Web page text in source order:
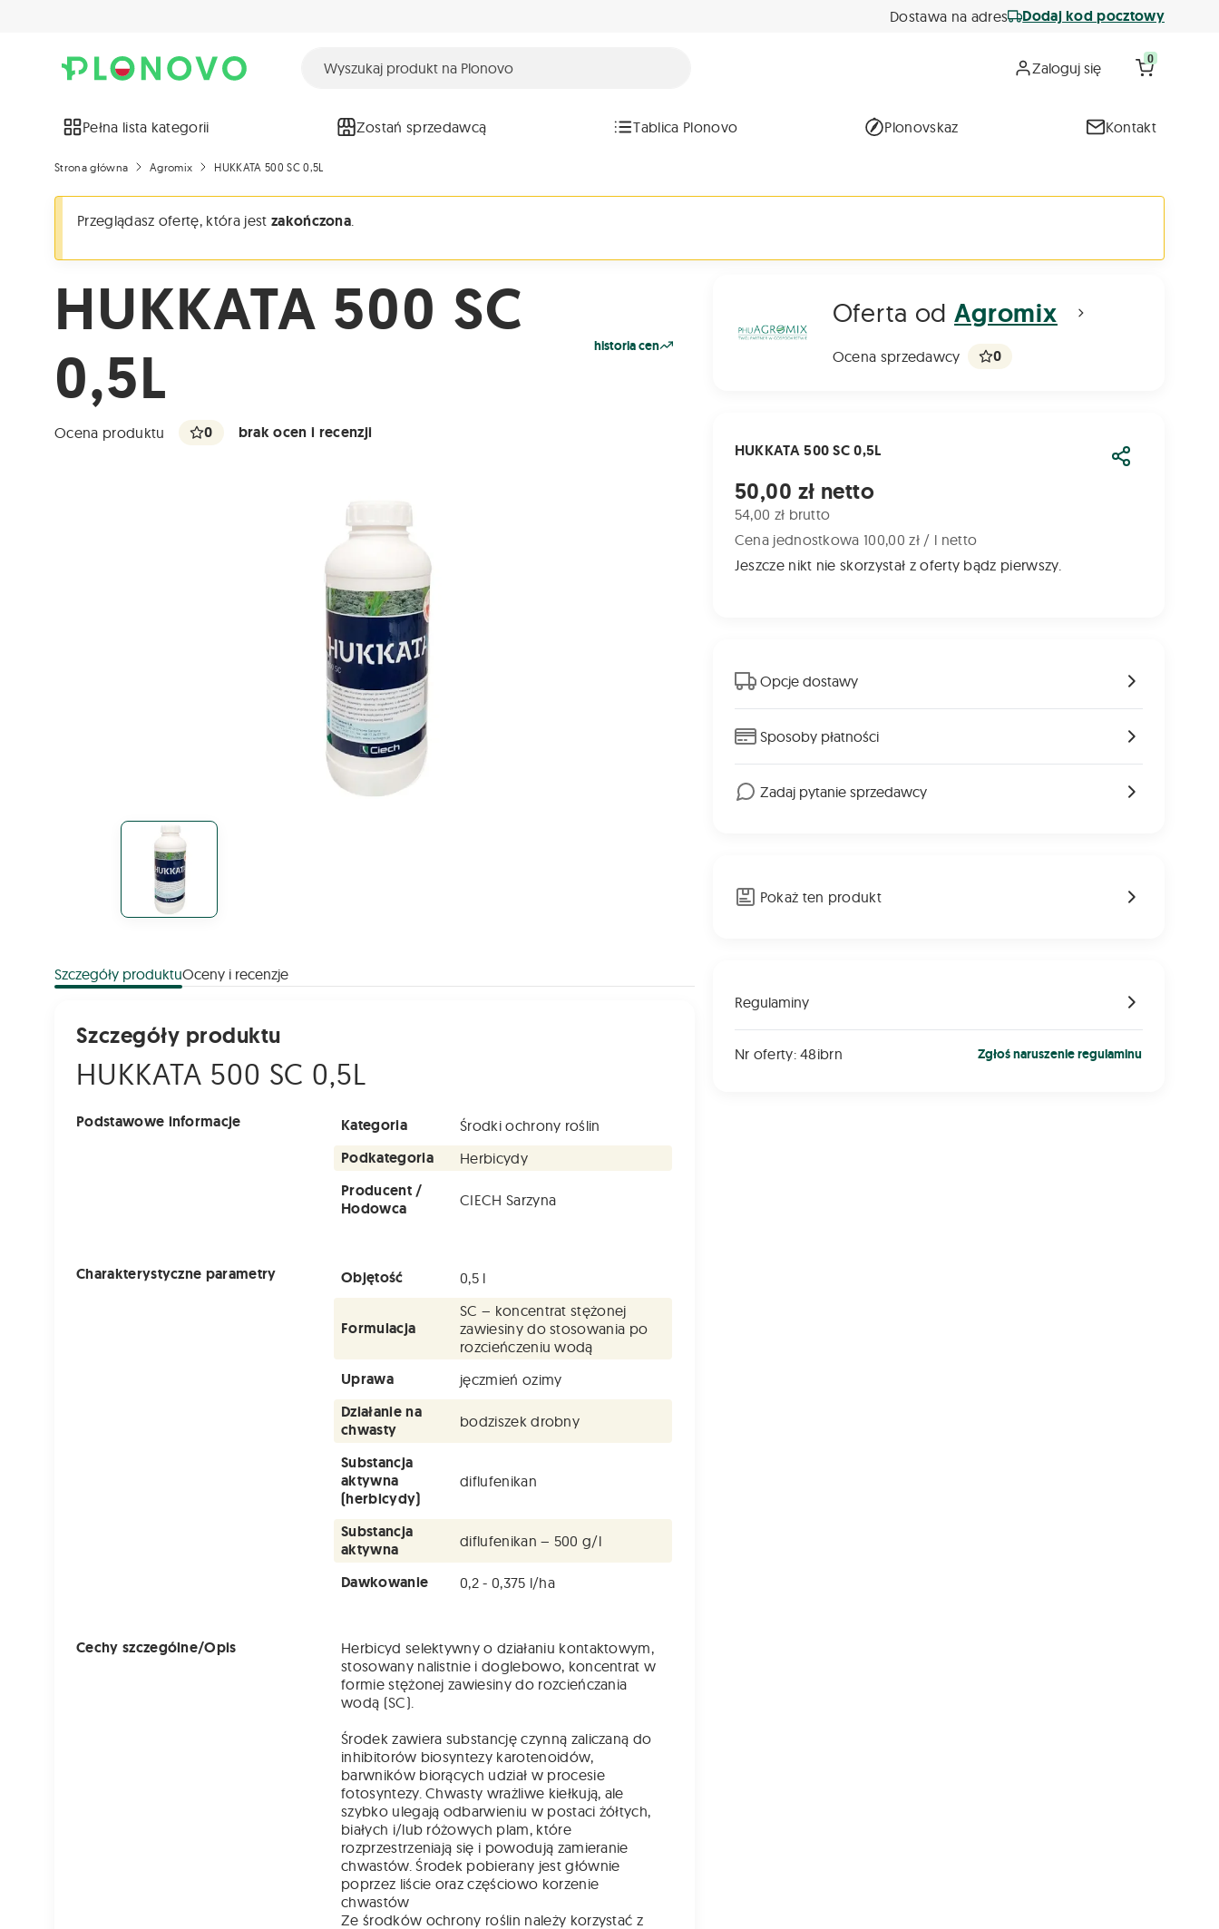
Dostawa na adres Dodaj kod pocztowy
Zaloguj się 0
Pełna lista kategorii Zostań sprzedawcą Tablica Plonovo Plonovskaz Kontakt
Strona główna Agromix HUKKATA 500 SC 0,5L
Przeglądasz ofertę, która jest zakończona
HUKKATA 500 SC
0,5L
historia cen
Ocena produktu 0 brak ocen i recenzji
Szczegóły produktuOceny i recenzje
Szczegóły produktu
HUKKATA 500 SC 0,5L
Podstawowe informacje Kategoria Środki ochrony roślin
Podkategoria Herbicydy
Producent /
Hodowca
CIECH Sarzyna
Charakterystyczne parametry Objętość 0,5 l
Formulacja
SC – koncentrat stężonej
zawiesiny do stosowania po
rozcieńczeniu wodą
Uprawa jęczmień ozimy
Działanie na
chwasty
bodziszek drobny
Substancja
aktywna
(herbicydy)
diflufenikan
Substancja
aktywna
diflufenikan – 500 g/l
Dawkowanie 0,2 - 0,375 l/ha
Cechy szczególne/Opis
Herbicyd selektywny o działaniu kontaktowym,
stosowany nalistnie i doglebowo, koncentrat w
formie stężonej zawiesiny do rozcieńczania
wodą (SC).
Środek zawiera substancję czynną zaliczaną do
inhibitorów biosyntezy karotenoidów,
barwników biorących udział w procesie
fotosyntezy. Chwasty wrażliwe kiełkują, ale
szybko ulegają odbarwieniu w postaci żółtych,
białych i/lub różowych plam, które
rozprzestrzeniają się i powodują zamieranie
chwastów. Środek pobierany jest głównie
poprzez liście oraz częściowo korzenie
chwastów
Ze środków ochrony roślin należy korzystać z
Oferta odAgromix
Ocena sprzedawcy 0
HUKKATA 500 SC 0,5L
Udostępnij
Cena od
50,00 zł netto
54,00 zł brutto
Cena jednostkowa 100,00 zł / l netto
Jeszcze nikt nie skorzystał z oferty bądz pierwszy.
Opcje dostawy
Sposoby płatności
Zadaj pytanie sprzedawcy
Pokaż ten produkt
Regulaminy
Nr oferty: 48ibrn Zgłoś naruszenie regulaminu